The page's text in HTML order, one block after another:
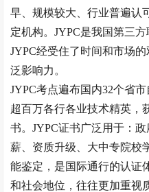
早、规模较大、行业普遍认
定机构。JYPC是我国第三方
JYPC经受住了时间和市场
泛影响力。
JYPC考点遍布国内32个省市
超百万各行各业技术精英，
书。JYPC证书广泛用于：
薪、资质升级、大中专院校
能鉴定，是国际通行的认证
和社会地位，往往更加重视